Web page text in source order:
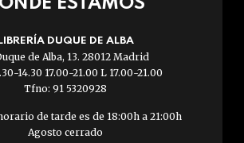
LIBRERÍA DUQUE DE ALBA
de Alba, 13. 28012 Madrid
14.30 17.00-21.00 L 17.00-21.00
Tfno: 91 5320928
de tarde es de 18:00h a 21:00h
Agosto cerrado